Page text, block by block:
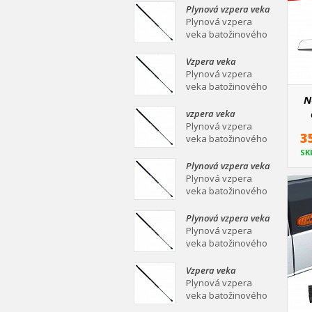
mm Plynová vzpera
veka batožinového
priestoru Ei
Plynová vzpera veka
batožinového
priestoru 639/258
Plynová vzpera
veka batožinového
mm Plynová vzpera
veka batožinového
priestoru Ei
Vzpera veka
batožinového
priestoru 387/139
Plynová vzpera
veka batožinového
mm Plynová vzpera
veka batožinového
priestoru Ei
vzpera veka
batožinového
priestoru 558/253
Plynová vzpera
veka batožinového
mm Plynová vzpera
veka batožinového
priestoru Ei
Plynová vzpera veka
batožinového
priestoru 549/219
Plynová vzpera
veka batožinového
mm Plynová vzpera
veka batožinového
priestoru Ei
Plynová vzpera veka
batožinového
priestoru 467/160
Plynová vzpera
veka batožinového
mm Plynová vzpera
veka batožinového
priestoru Ei
Vzpera veka
batožinového
priestoru 475/180
Plynová vzpera
veka batožinového